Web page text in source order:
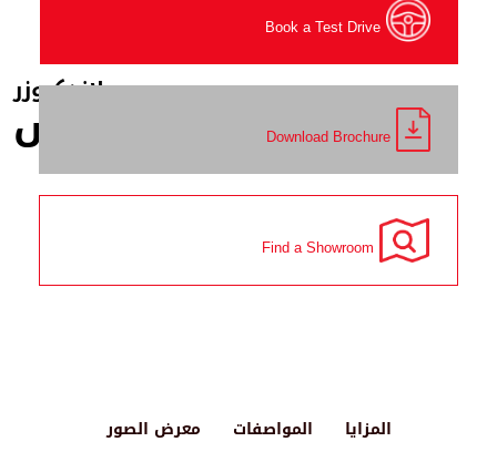
Book a Test Drive
Download Brochure
Find a Showroom
المزايا المواصفات معرض الصور
لاندكروزر